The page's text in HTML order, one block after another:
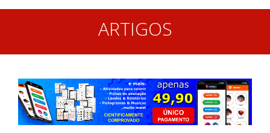
ARTIGOS